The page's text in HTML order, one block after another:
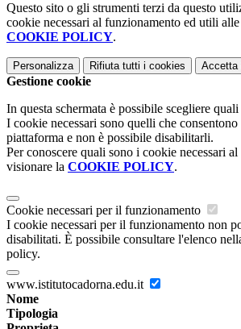
Questo sito o gli strumenti terzi da questo
cookie necessari al funzionamento ed utili
COOKIE POLICY.
Personalizza Rifiuta tutti i cookies Accetta
Gestione cookie
In questa schermata è possibile scegliere
I cookie necessari sono quelli che
piattaforma e non è possibile disabilitarli.
Per conoscere quali sono i cookie necessari
visionare la COOKIE POLICY.
Cookie necessari per il funzionamento
I cookie necessari per il funzionamento non
disabilitati. È possibile consultare l'elenco
policy.
www.istitutocadorna.edu.it
Nome
Tipologia